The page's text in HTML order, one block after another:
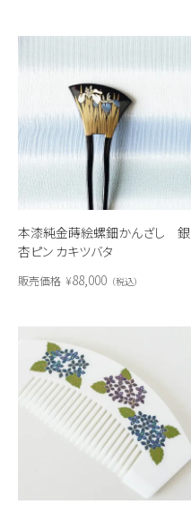
本漆純金蒔絵螺鈿かんざし 銀
杏ピン カキツバタ
販売価格 ¥88,000 税込